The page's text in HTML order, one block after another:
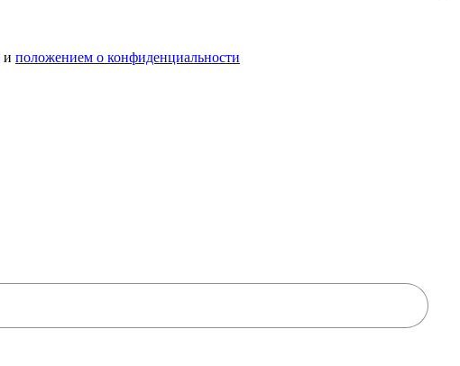
и положением о конфиденциальности